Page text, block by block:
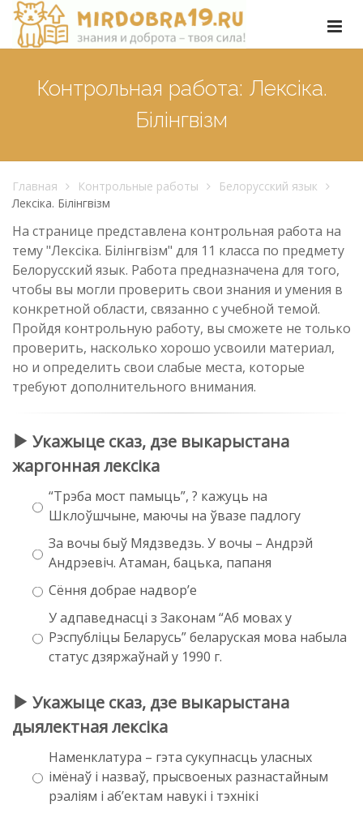
Контрольная работа: Лексіка.
Білінгвізм
Главная Контрольные работы
Белорусский язык
Лексіка. Білінгвізм
На странице представлена контрольная работа на
тему "Лексіка. Білінгвізм" для 11 класса по предмету
Белорусский язык. Работа предназначена для того,
чтобы вы могли проверить свои знания и умения в
конкретной области, связанно с учебной темой.
Пройдя контрольную работу, вы сможете не только
проверить, насколько хорошо усвоили материал,
но и определить свои слабые места, которые
требуют дополнительного внимания.
Укажыце сказ, дзе выкарыстана
жаргонная лексіка
“Трэба мост памыць”, ? кажуць на
Шклоўшчыне, маючы на ўвазе падлогу
За вочы быў Мядзведзь. У вочы – Андрэй
Андрэевіч. Атаман, бацька, папаня
Сёння добрае надвор’е
У адпаведнасці з Законам “Аб мовах у
Рэспубліцы Беларусь” беларуская мова набыла
статус дзяржаўнай у 1990 г.
Укажыце сказ, дзе выкарыстана
дыялектная лексіка
Наменклатура – гэта сукупнасць уласных
імёнаў і назваў, прысвоеных разнастайным
рэаліям і аб’ектам навукі і тэхнікі